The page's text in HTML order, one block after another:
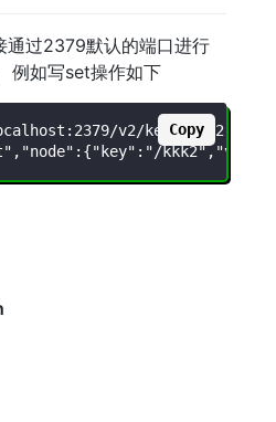
通过2379默认的端口进行
例如写set操作如下
Copy